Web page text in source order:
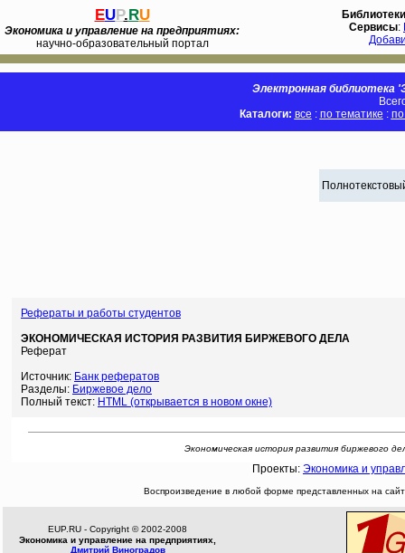
EUP.RU
Экономика и управление на предприятиях:
научно-образовательный портал
Библиотеки
Сервисы:
Электронная библиотека
Каталоги: все : по тематике :
Рефераты и работы студентов
ЭКОНОМИЧЕСКАЯ ИСТОРИЯ РАЗВИТИЯ БИРЖЕВОГО ДЕЛА
Реферат
Источник: Банк рефератов
Разделы: Биржевое дело
Полный текст: HTML (открывается в новом окне)
Экономическая история развития биржевого
Проекты: Экономика и
Воспроизведение в любой форме представленных на
EUP.RU - Copyright © 2002-2008
Экономика и управление на предприятиях,
Дмитрий Виноградов